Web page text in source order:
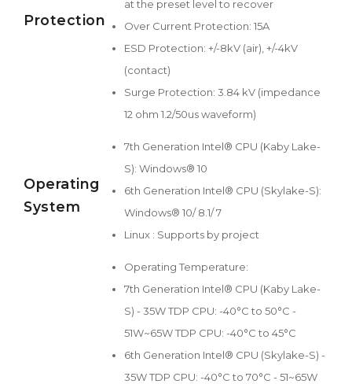
Protection
at the preset level to recover
Over Current Protection: 15A
ESD Protection: +/-8kV (air), +/-4kV
(contact)
Surge Protection: 3.84 kV (impedance
12 ohm 1.2/50us waveform)
Operating
System
7th Generation Intel® CPU (Kaby Lake-
S): Windows® 10
6th Generation Intel® CPU (Skylake-S):
Windows® 10/ 8.1/ 7
Linux : Supports by project
Operating Temperature:
7th Generation Intel® CPU (Kaby Lake-
S) - 35W TDP CPU: -40°C to 50°C -
51W~65W TDP CPU: -40°C to 45°C
6th Generation Intel® CPU (Skylake-S) -
35W TDP CPU: -40°C to 70°C - 51~65W